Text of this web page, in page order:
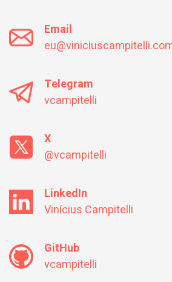
Email
Telegram
vcampitelli
X
@vcampitelli
LinkedIn
Vinícius Campitelli
GitHub
vcampitelli